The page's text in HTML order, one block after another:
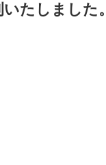
たしました。